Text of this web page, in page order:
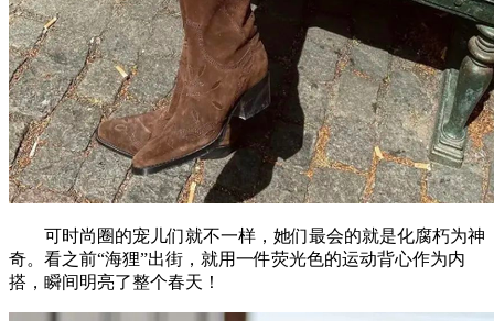
可时尚圈的宠儿们就不一样，她们最会的就是化腐朽为神
奇。看之前“海狸”出街，就用一件荧光色的运动背心作为内
搭，瞬间明亮了整个春天！